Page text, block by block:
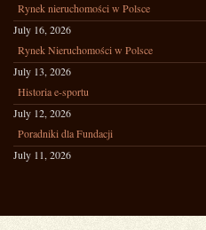
Rynek nieruchomości w Polsce
July 16, 2026
Rynek Nieruchomości w Polsce
July 13, 2026
Historia e-sportu
July 12, 2026
Poradniki dla Fundacji
July 11, 2026